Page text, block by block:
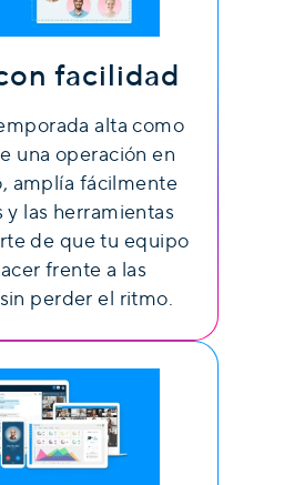
facilidad
alta como
una operación en
amplía fácilmente
y las herramientas
de que tu equipo
frente a las
perder el ritmo.